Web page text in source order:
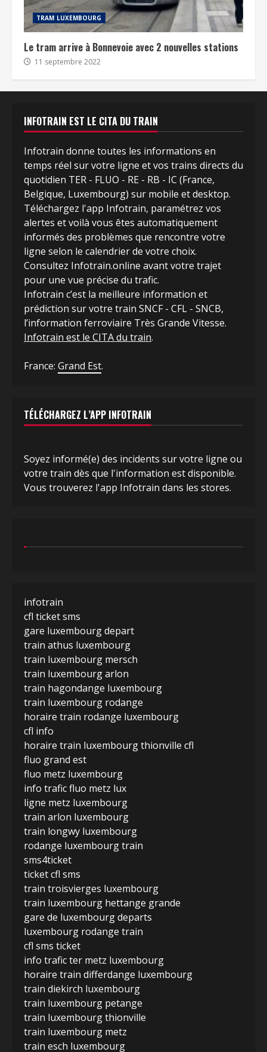
TRAM LUXEMBOURG
Le tram arrive à Bonnevoie avec 2 nouvelles stations
11 septembre 2022
INFOTRAIN EST LE CITA DU TRAIN
Infotrain donne toutes les informations en
temps réel sur votre ligne et vos trains directs du
quotidien TER - FLUO - RE - RB - IC (France,
Belgique, Luxembourg) sur mobile et desktop.
Téléchargez l'app Infotrain, paramétrez vos
alertes et voilà vous êtes automatiquement
informés des problèmes que rencontre votre
ligne selon le calendrier de votre choix.
Consultez Infotrain.online avant votre trajet
pour une vue précise du trafic.
Infotrain c’est la meilleure information et
prédiction sur votre train SNCF - CFL - SNCB,
l’information ferroviaire Très Grande Vitesse.
Infotrain est le CITA du train.
France: Grand Est.
TÉLÉCHARGEZ L’APP INFOTRAIN
Soyez informé(e) des incidents sur votre ligne ou
votre train dès que l'information est disponible.
Vous trouverez l'app Infotrain dans les stores.
infotrain
cfl ticket sms
gare luxembourg depart
train athus luxembourg
train luxembourg mersch
train luxembourg arlon
train hagondange luxembourg
train luxembourg rodange
horaire train rodange luxembourg
cfl info
horaire train luxembourg thionville cfl
fluo grand est
fluo metz luxembourg
info trafic fluo metz lux
ligne metz luxembourg
train arlon luxembourg
train longwy luxembourg
rodange luxembourg train
sms4ticket
ticket cfl sms
train troisvierges luxembourg
train luxembourg hettange grande
gare de luxembourg departs
luxembourg rodange train
cfl sms ticket
info trafic ter metz luxembourg
horaire train differdange luxembourg
train diekirch luxembourg
train luxembourg petange
train luxembourg thionville
train luxembourg metz
train esch luxembourg